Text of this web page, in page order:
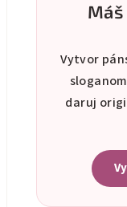
Vytvor
daruj